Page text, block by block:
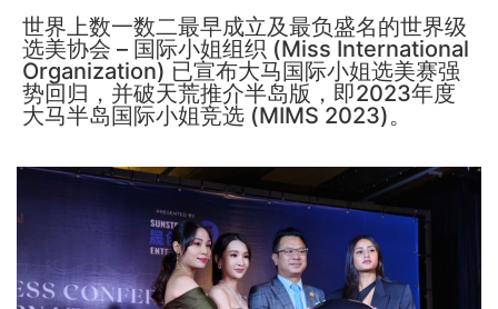
世界上数一数二最早成立及最负盛名的世界级
选美协会 – 国际小姐组织 (Miss International
Organization) 已宣布大马国际小姐选美赛强
势回归，并破天荒推介半岛版，即2023年度
大马半岛国际小姐竞选 (MIMS 2023)。